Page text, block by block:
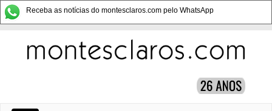
Receba as notícias do montesclaros.com pelo WhatsApp